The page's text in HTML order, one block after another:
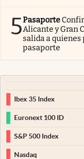
5Pasaporte
Alicante y Gran
salida a
pasaporte
Ibex 35 Index
Euronext 100 ID
S&P 500 Index
Nasdaq